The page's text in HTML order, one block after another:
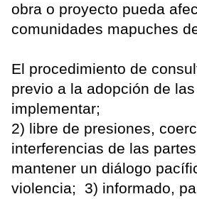
obra o proyecto pueda
comunidades mapuches
El procedimiento de
previo a la adopción de
implementar;
2) libre de presiones,
interferencias de las
mantener un diálogo
violencia; 3) informado,